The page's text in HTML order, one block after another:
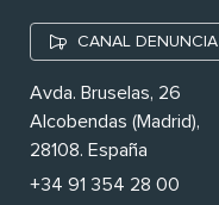
CANAL DENUNCIA
Avda. Bruselas, 26
Alcobendas (Madrid),
28108. España
+34 91 354 28 00